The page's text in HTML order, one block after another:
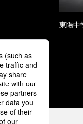
東陽中